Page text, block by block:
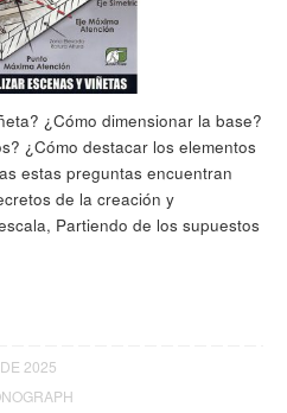
¿Cómo dimensionar la base?
¿Cómo destacar los elementos
estas preguntas encuentran
de la creación y
Partiendo de los supuestos
2025